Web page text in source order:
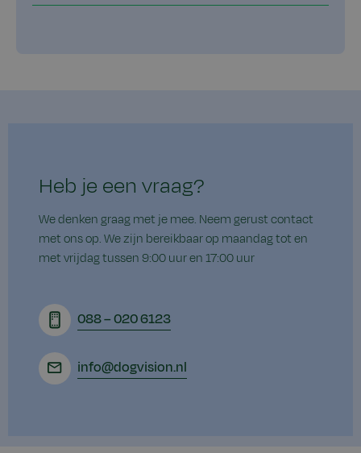
Heb je een vraag?
We denken graag met je mee. Neem gerust contact
met ons op. We zijn bereikbaar op maandag tot en
met vrijdag tussen 9:00 uur en 17:00 uur
088 – 020 6123
info@dogvision.nl